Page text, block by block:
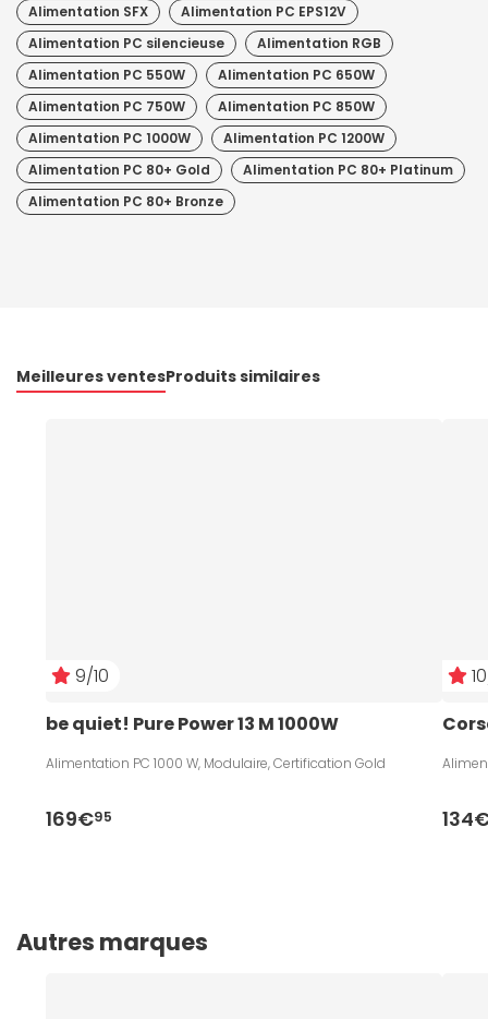
Alimentation SFX
Alimentation PC EPS12V
Alimentation PC silencieuse
Alimentation RGB
Alimentation PC 550W
Alimentation PC 650W
Alimentation PC 750W
Alimentation PC 850W
Alimentation PC 1000W
Alimentation PC 1200W
Alimentation PC 80+ Gold
Alimentation PC 80+ Platinum
Alimentation PC 80+ Bronze
Meilleures ventesProduits similaires
9/10
be quiet! Pure Power 13 M 1000W
Alimentation PC 1000 W, Modulaire, Certification Gold
169€95
Autres marques